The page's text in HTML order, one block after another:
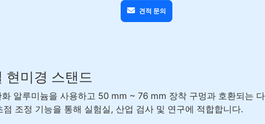
견적 문의
현미경 스탠드
알루미늄을 사용하고 50 mm ~ 76 mm 장착 구멍과 호환되는
조정 기능을 통해 실험실, 산업 검사 및 연구에 적합합니다.